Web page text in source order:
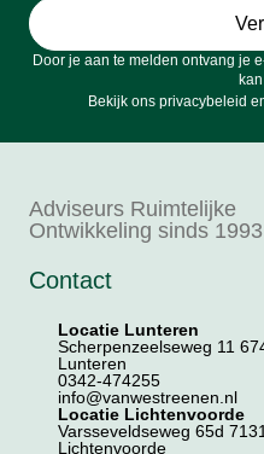
Door je aan te melden ontvang je
Bekijk ons privacybeleid
Adviseurs Ruimtelijke
Ontwikkeling sinds 1993
Contact
Locatie Lunteren
Scherpenzeelseweg 11
Lunteren
0342-474255
info@vanwestreenen.nl
Locatie Lichtenvoorde
Varsseveldseweg 65d
Lichtenvoorde